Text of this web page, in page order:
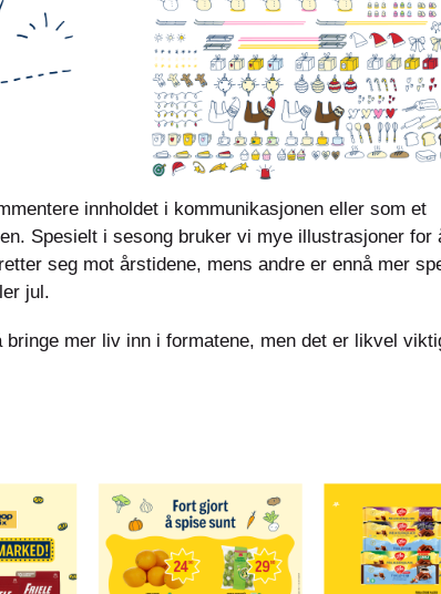
innholdet i kommunikasjonen eller som et
Spesielt i sesong bruker vi mye illustrasjoner for
seg mot årstidene, mens andre er ennå mer
jul.
bringe mer liv inn i formatene, men det er likvel